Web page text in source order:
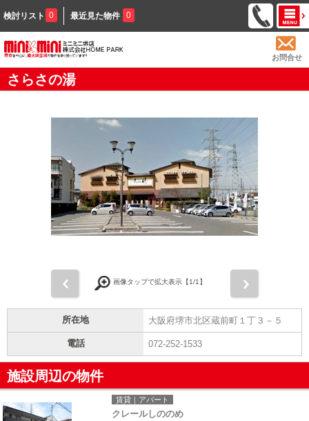
検討リスト 0 最近見た物件 0
お問合せ
さらさの湯
画像タップで拡大表示【1/1】
所在地 大阪府堺市北区蔵前町１丁３－５
電話 072-252-1533
施設周辺の物件
賃貸｜アパート
クレールしののめ